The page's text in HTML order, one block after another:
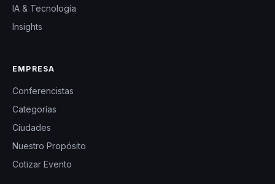
IA & Tecnología
Insights
EMPRESA
Conferencistas
Categorías
Ciudades
Nuestro Propósito
Cotizar Evento